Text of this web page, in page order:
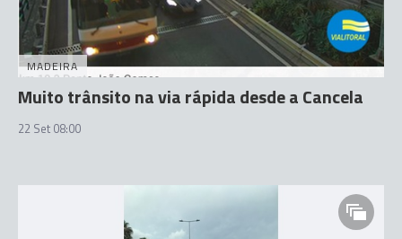
MADEIRA
Muito trânsito na via rápida desde a Cancela
22 Set 08:00